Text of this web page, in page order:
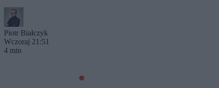
Piotr Białczyk
Wczoraj 21:51
4 min